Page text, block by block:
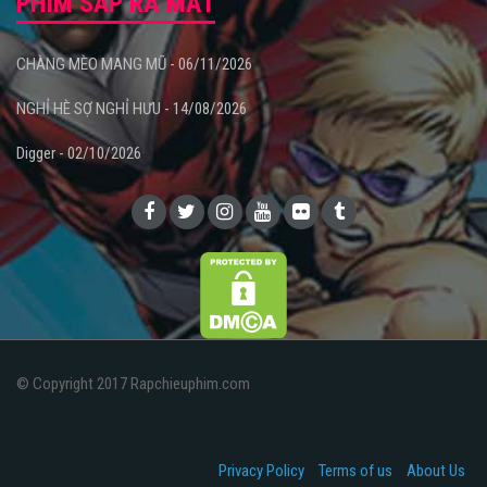
CHÀNG MÈO MANG MŨ - 06/11/2026
NGHỈ HÈ SỢ NGHỈ HƯU - 14/08/2026
Digger - 02/10/2026
© Copyright 2017 Rapchieuphim.com
Privacy Policy Terms of us About Us